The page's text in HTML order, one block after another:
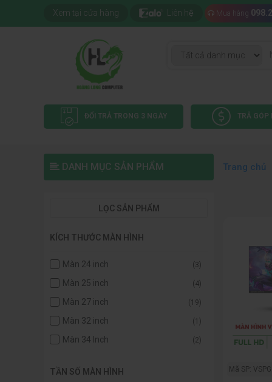
Xem tại cửa hàng Liên hệ Mua hàng
ĐỔI TRẢ TRONG 3 NGÀY TRẢ GÓP
DANH MỤC SẢN PHẨM Trang chủ
LỌC SẢN PHẨM
KÍCH THƯỚC MÀN HÌNH
Màn 24 inch (3)
Màn 25 inch (4)
Màn 27 inch (19)
Màn 32 inch (1)
Màn 34 Inch (2)
TẦN SỐ MÀN HÌNH Mã SP: